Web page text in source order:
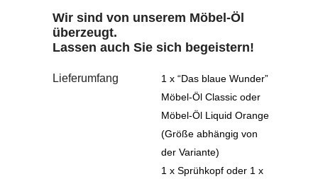
Wir sind von unserem Möbel-Öl
überzeugt.
Lassen auch Sie sich begeistern!
Lieferumfang
1 x “Das blaue Wunder”
Möbel-Öl Classic oder
Möbel-Öl Liquid Orange
(Größe abhängig von
der Variante)
1 x Sprühkopf oder 1 x